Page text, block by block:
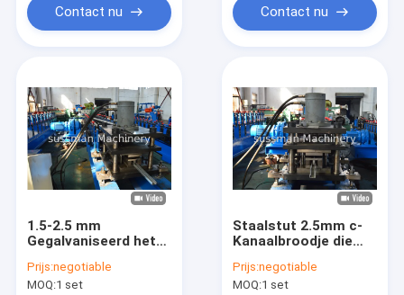
Contact nu Contact nu
1.5-2.5 mm
Gegalvaniseerd het
van de Staalstut
Machine met 16
Prijs:negotiable
MOQ:1 set
Staalstut 2.5mm c-
Kanaalbroodje die
Prijs:negotiable
MOQ:1 set